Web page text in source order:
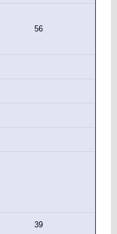
56
39